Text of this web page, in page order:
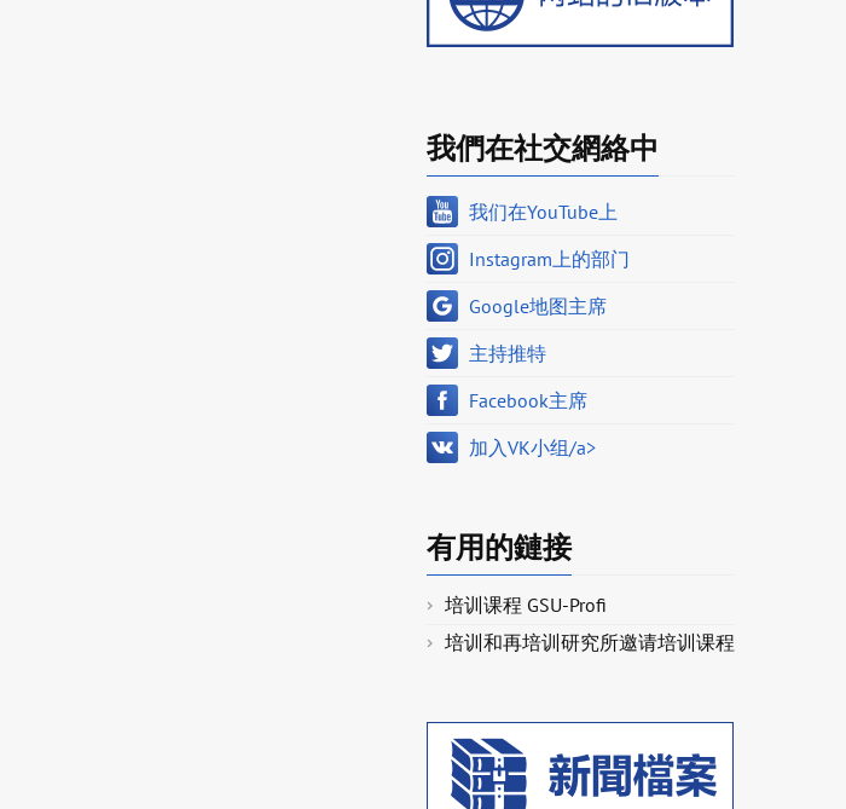
我們在社交網絡中
我们在YouTube上
Instagram上的部门
Google地图主席
主持推特
Facebook主席
加入VK小组/a>
有用的鏈接
培训课程 GSU-Profi
培训和再培训研究所邀请培训课程